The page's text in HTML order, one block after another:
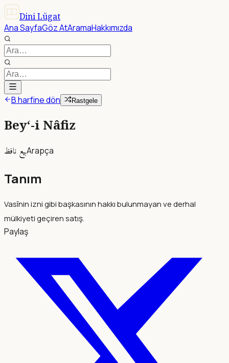
Dini Lügat
Ana SayfaGöz AtAramaHakkımızda
B harfine dön Rastgele
Bey‘-i Nâfiz
بيع نافظArapça
Tanım
Vasînin izni gibi başkasının hakkı bulunmayan ve derhal
mülkiyeti geçiren satış.
Paylaş